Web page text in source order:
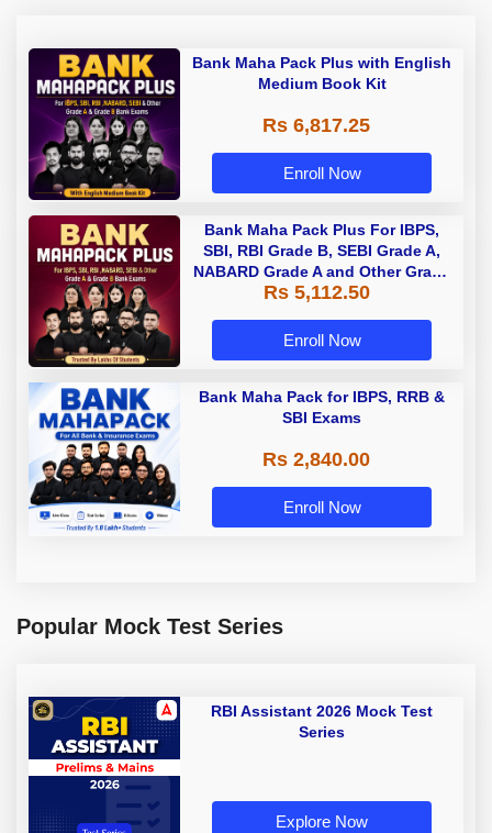
Bank Maha Pack Plus with English
Medium Book Kit
Rs 6,817.25
Enroll Now
Bank Maha Pack Plus For IBPS,
SBI, RBI Grade B, SEBI Grade A,
NABARD Grade A and Other Grade
A & Grade B Bank Exams
Rs 5,112.50
Enroll Now
Bank Maha Pack for IBPS, RRB &
SBI Exams
Rs 2,840.00
Enroll Now
Popular Mock Test Series
RBI Assistant 2026 Mock Test
Series
Explore Now